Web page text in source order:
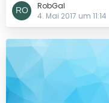
RobGal
4. Mai 2017 um 11:14